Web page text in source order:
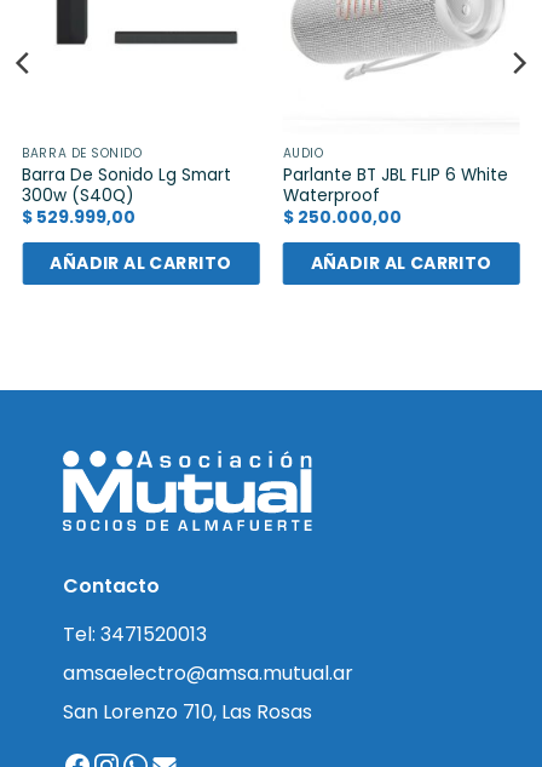
BARRA DE SONIDO
Barra De Sonido Lg Smart
300w (S40Q)
$ 529.999,00
AÑADIR AL CARRITO
AUDIO
Parlante BT JBL FLIP 6 White
Waterproof
$250.000,00
AÑADIR AL CARRITO
Contacto
Tel: 3471520013
amsaelectro@amsa.mutual.ar
San Lorenzo 710, Las Rosas